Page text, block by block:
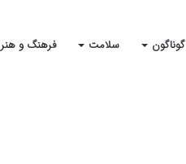
گوناگون سلامت فرهنگ و هنر